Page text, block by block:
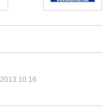
2013.10.16